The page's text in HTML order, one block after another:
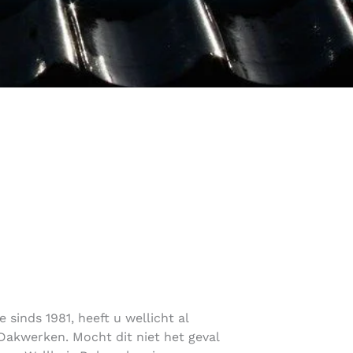
sinds 1981, heeft u wellicht al
Mocht dit niet het geval